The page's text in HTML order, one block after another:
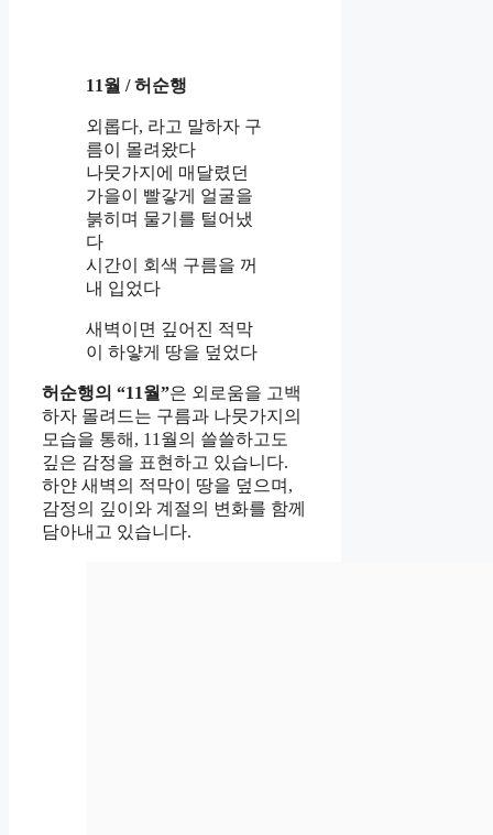
11월 / 허순행
외롭다, 라고 말하자 구
름이 몰려왔다
나뭇가지에 매달렸던
가을이 빨갛게 얼굴을
붉히며 물기를 털어냈
다
시간이 회색 구름을 꺼
내 입었다
새벽이면 깊어진 적막
이 하얗게 땅을 덮었다
허순행의 “11월”은 외로움을 고백
하자 몰려드는 구름과 나뭇가지의
모습을 통해, 11월의 쓸쓸하고도
깊은 감정을 표현하고 있습니다.
하얀 새벽의 적막이 땅을 덮으며,
감정의 깊이와 계절의 변화를 함께
담아내고 있습니다.